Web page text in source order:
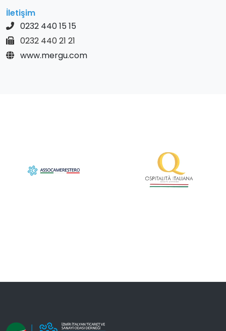
İletişim
0232 440 15 15
0232 440 21 21
www.mergu.com